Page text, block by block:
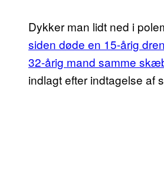
Dykker man lidt ned i
siden døde en 15-årig
32-årig mand samme
indlagt efter indtagelse af